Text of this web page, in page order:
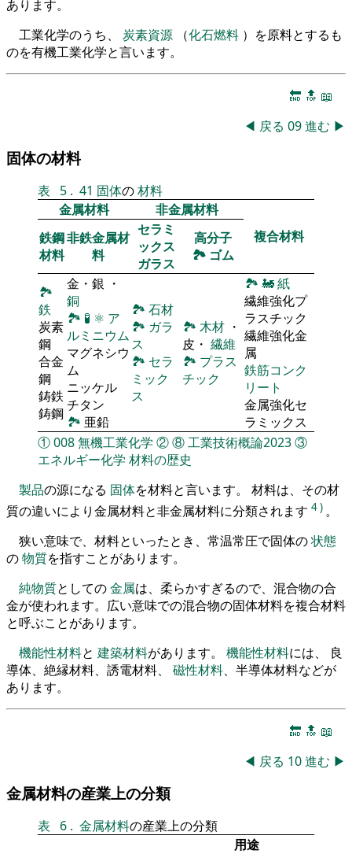
あります。
工業化学のうち、 炭素資源 （化石燃料 ）を原料とするも
のを有機工業化学と言います。
🔚 🔝 📖
◀ 戻る 09進む ▶
固体の材料
表 5 . 41 固体の材料
金属材料
非金属材料
複合材料
鉄鋼
材料
非鉄金属材
料
セラミ
ックス
ガラス
高分子
🏞 ゴム
🏞
鉄
炭素
鋼
合金
鋼
鋳鉄
鋳鋼
金・銀 ・
銅
🏞 🧪 ⚛ ア
ルミニウム
マグネシウ
ム
ニッケル
チタン
🏞 亜鉛
🏞 石材
🏞 ガラ
ス
🏞 セラ
ミック
ス
🏞 木材 ・
皮・ 繊維
🏞 プラス
チック
🏞 🚂紙
繊維強化プ
ラスチック
繊維強化金
属
鉄筋コンク
リート
金属強化セ
ラミックス
①008無機工業化学 ②⑧工業技術概論2023③
エネルギー化学 材料の歴史
製品の源になる 固体を材料と言います。 材料は、その材
質の違いにより金属材料と非金属材料に分類されます 4) 。
狭い意味で、材料といったとき、常温常圧で固体の状態
の物質を指すことがあります。
純物質としての金属は、柔らかすぎるので、混合物の合
金が使われます。広い意味での混合物の固体材料を複合材料
と呼ぶことがあります。
機能性材料と 建築材料があります。 機能性材料には、 良
導体、絶縁材料、誘電材料、 磁性材料、半導体材料などが
あります。
🔚 🔝 📖
◀ 戻る 10進む ▶
金属材料の産業上の分類
表 6 . 金属材料の産業上の分類
用途